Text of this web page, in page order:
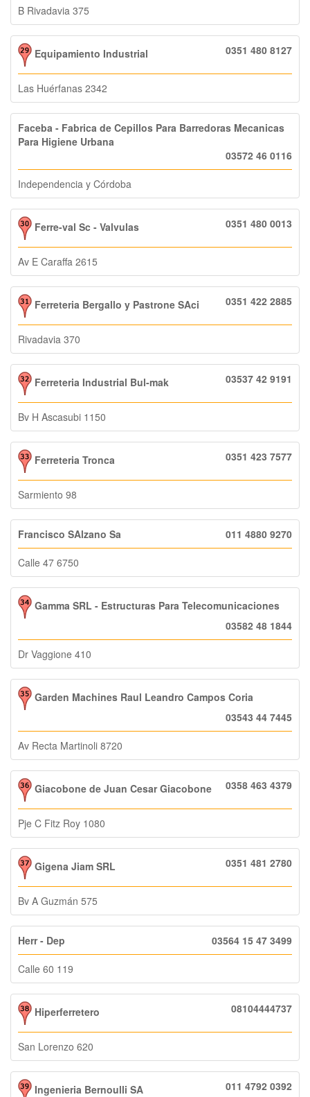
B Rivadavia 375
Equipamiento Industrial 0351 480 8127
Las Huérfanas 2342
Faceba - Fabrica de Cepillos Para Barredoras Mecanicas
Para Higiene Urbana
03572 46 0116
Independencia y Córdoba
Ferre-val Sc - Valvulas 0351 480 0013
Av E Caraffa 2615
Ferreteria Bergallo y Pastrone SAci 0351 422 2885
Rivadavia 370
Ferreteria Industrial Bul-mak 03537 42 9191
Bv H Ascasubi 1150
Ferreteria Tronca 0351 423 7577
Sarmiento 98
Francisco SAlzano Sa 011 4880 9270
Calle 47 6750
Gamma SRL - Estructuras Para Telecomunicaciones
03582 48 1844
Dr Vaggione 410
Garden Machines Raul Leandro Campos Coria
03543 44 7445
Av Recta Martinoli 8720
Giacobone de Juan Cesar Giacobone 0358 463 4379
Pje C Fitz Roy 1080
Gigena Jiam SRL 0351 481 2780
Bv A Guzmán 575
Herr - Dep 03564 15 47 3499
Calle 60 119
Hiperferretero 08104444737
San Lorenzo 620
Ingenieria Bernoulli SA 011 4792 0392